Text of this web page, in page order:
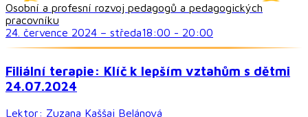
Osobní a profesní rozvoj pedagogů a pedagogických
pracovníku
24. července 2024 – středa18:00 - 20:00
Filiální terapie: Klíč k lepším vztahům s dětmi
24.07.2024
Lektor: Zuzana Kaššai Belánová